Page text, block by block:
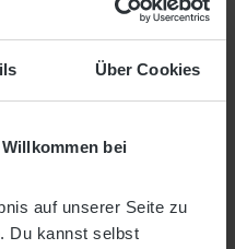
Über Cookies
bei
auf unserer Seite zu
Du kannst selbst